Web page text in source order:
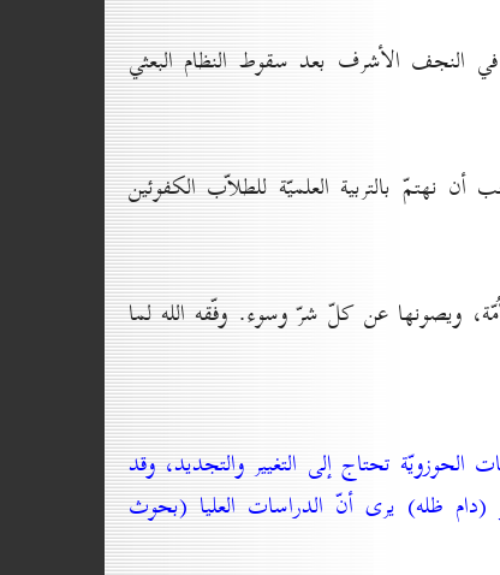
النجف الأشرف بعد سقوط النظام البعثي
بالتربية العلميّة للطلاّب الكفوئين
ويصونها عن كلّ شرّ وسوء. وفّقه الله لما
الحوزويّة تحتاج إلى التغيير والتجديد، وقد
ظله) يرى أنّ الدراسات العليا (بحوث